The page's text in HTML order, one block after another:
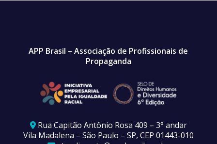
APP Brasil – Associação de Profissionais de
Propaganda
Rua Capitão Antônio Rosa 409 – 3° andar
Vila Madalena – São Paulo – SP, CEP 01443-010